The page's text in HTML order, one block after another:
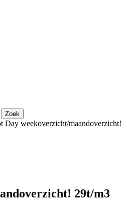
Day weekoverzicht/maandoverzicht!
29t/m3